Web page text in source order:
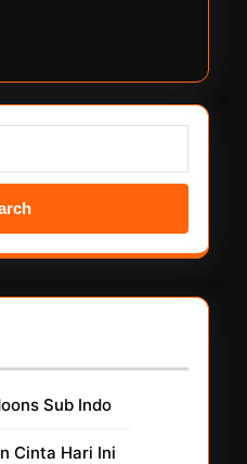
Sub Indo
Cinta Hari Ini